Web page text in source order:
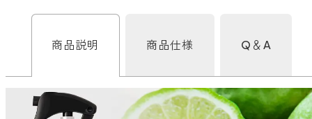
アロミック・エアープラス
スリープブロック
ルーティンアロマ
採用情報
商品説明 商品仕様 Q＆A